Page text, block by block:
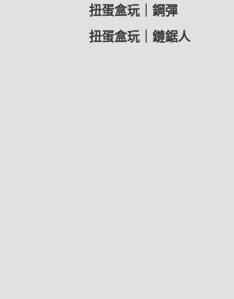
扭蛋盒玩｜鋼彈
扭蛋盒玩｜鏈鋸人